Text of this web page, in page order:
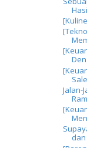
Jalan-
dan